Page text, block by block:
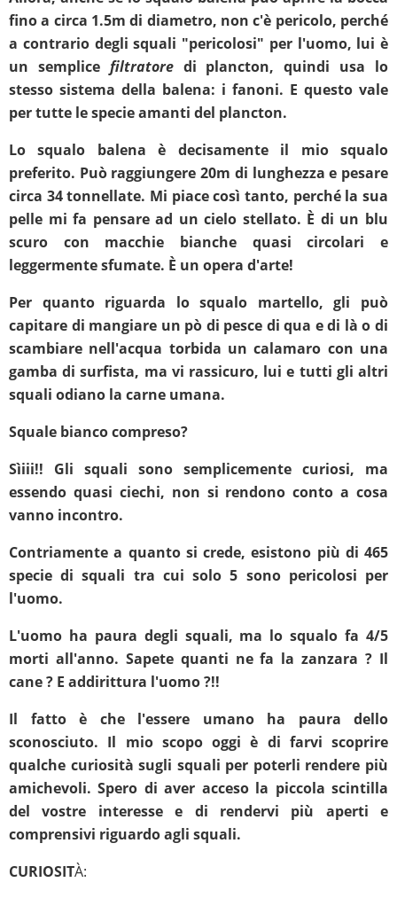
fino a circa 1.5m di diametro, non c'è pericolo, perché
a contrario degli squali "pericolosi" per l'uomo, lui è
un semplice filtratoredi plancton, quindi usa lo
stesso sistema della balena: i fanoni. E questo vale
per tutte le specie amanti del plancton.
Lo squalo balena è decisamente il mio squalo
preferito. Può raggiungere 20m di lunghezza e pesare
circa 34 tonnellate. Mi piace così tanto, perché la sua
pelle mi fa pensare ad un cielo stellato. È di un blu
scuro con macchie bianche quasi circolari e
leggermente sfumate. È un opera d'arte!
Per quanto riguarda lo squalo martello, gli può
capitare di mangiare un pò di pesce di qua e di là o di
scambiare nell'acqua torbida un calamaro con una
gamba di surfista, ma vi rassicuro, lui e tutti gli altri
squali odiano la carne umana.
Squale bianco compreso?
Sìiii!! Gli squali sono semplicemente curiosi, ma
essendo quasi ciechi, non si rendono conto a cosa
vanno incontro.
Contriamente a quanto si crede, esistono più di 465
specie di squali tra cui solo 5 sono pericolosi per
l'uomo.
L'uomo ha paura degli squali, ma lo squalo fa 4/5
morti all'anno. Sapete quanti ne fa la zanzara ? Il
cane ? E addirittura l'uomo ?!!
Il fatto è che l'essere umano ha paura dello
sconosciuto. Il mio scopo oggi è di farvi scoprire
qualche curiosità sugli squali per poterli rendere più
amichevoli. Spero di aver acceso la piccola scintilla
del vostre interesse e di rendervi più aperti e
comprensivi riguardo agli squali.
CURIOSITÀ: